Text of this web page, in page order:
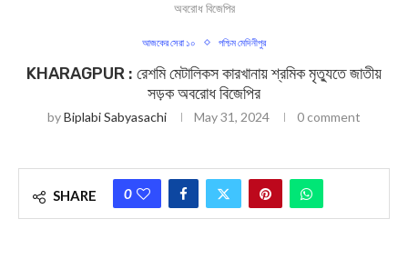
অবরোধ বিজেপির
আজকের সেরা ১০ পশ্চিম মেদিনীপুর
KHARAGPUR : রেশমি মেটালিকস কারখানায় শ্রমিক মৃত্যুতে জাতীয়
সড়ক অবরোধ বিজেপির
byBiplabi Sabyasachi May 31, 2024 0 comment
SHARE 0